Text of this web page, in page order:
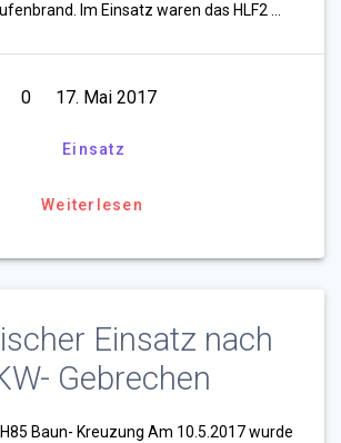
Im Einsatz waren das HLF2 …
0 17. Mai 2017
Einsatz
Weiterlesen
Einsatz nach
Gebrechen
Baun- Kreuzung Am 10.5.2017 wurde